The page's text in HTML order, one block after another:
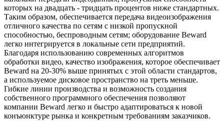
которых на двадцать - тридцать процентов ниже стандартных.
Таким образом, обеспечивается передача видеоизображения
отличного качества по сетям с низкой пропускной
способностью, беспроводным сетям; оборудование Beward
легко интегрируется в локальные сети предприятий.
Благодаря использованию современных алгоритмов
обработки видео, качество изображения, которое обеспечивает
Beward на 20-30% выше принятых с этой области стандартов,
а используемое дисковое пространство на треть меньше.
Гибкие линии производства и возможность создания
собственного программного обеспечения позволяют
компании Beward легко и быстро адаптироваться к новой
конъюнктуре рынка и конкретным требованиям заказчиков.